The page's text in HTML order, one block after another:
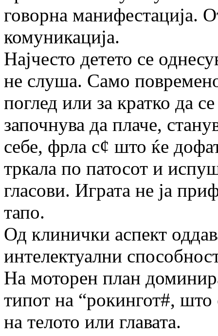
говорна манифестација.
комуникација.
Најчесто детето се
не слуша. Само
поглед или за кратко да
започнува да плаче,
себе, фрла с¢ што ќе
тркала по патосот и
гласови. Играта не ја
тапо.
Од клинички аспект
интелектуални
На моторен план
типот на “рокингот#,
на телото или главата.